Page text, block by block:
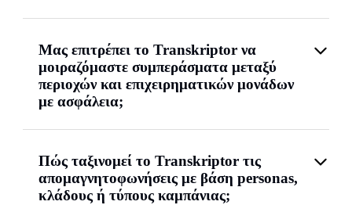
Μας επιτρέπει το Transkriptor να
μοιραζόμαστε συμπεράσματα μεταξύ
περιοχών και επιχειρηματικών μονάδων
με ασφάλεια;
Πώς ταξινομεί το Transkriptor τις
απομαγνητοφωνήσεις με βάση personas,
κλάδους ή τύπους καμπάνιας;